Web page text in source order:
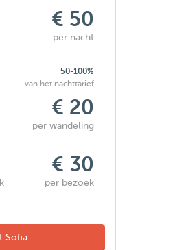
€ 50
per nacht
50-100%
van het nachttarief
€ 20
per wandeling
€ 30
per bezoek
Sofia